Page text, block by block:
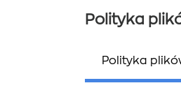
Przydatne informacje
Polityka
Polityka